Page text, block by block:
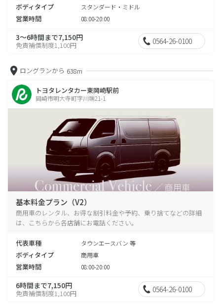
ボディタイプ スタンダード・ミドル
営業時間 08:00-20:00
3～6時間まで7,150円
免責補償制度1,100円 0564-26-0100
ロングランから 638m
トヨタレンタカー東岡崎駅前
岡崎市明大寺町字川端21-1
基本料金プラン（V2）
商用車のレンタル、お得な割引料金や予約、乗り捨てなどの詳細
は、こちらから各店舗にお電話ください。
代表車種 タウンエースバン 等
ボディタイプ 商用車
営業時間 08:00-20:00
6時間まで7,150円
免責補償制度1,100円 0564-26-0100